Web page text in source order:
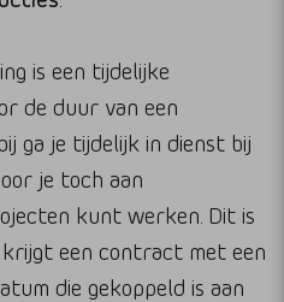
is een tijdelijke
de duur van een
ga je tijdelijk in dienst bij
je toch aan
kunt werken. Dit is
een contract met een
die gekoppeld is aan